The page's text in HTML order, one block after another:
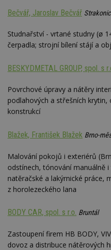
Bečvář, Jaroslav Bečvář
Studnařství - vrtané studny (ø
čerpadla; strojní bílení stájí a
BESKYDMETAL GROUP, spol. s
Povrchové úpravy a nátěry
podlahových a střešních
konstrukcí
Blažek, František Blažek Brno-
Malování pokojů i exteriérů
odstínech, tónování manuálně
natěračské a lakýrnické práce,
z horolezeckého lana
BODY CAR, spol. s r.o. Bruntál
Zastoupení firem HB BODY,
dovoz a distribuce nátěrových